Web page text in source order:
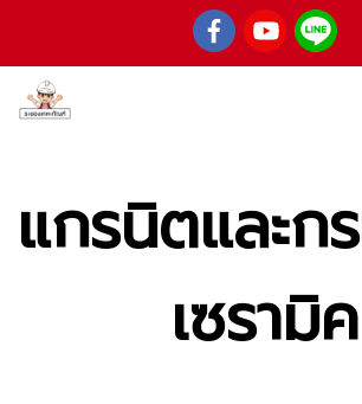
แกรนิตและก
เซรามิค